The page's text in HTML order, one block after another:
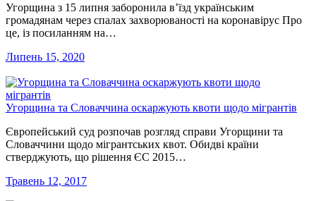
Угорщина з 15 липня заборонила в’їзд українським
громадянам через спалах захворюваності на коронавірус Про
це, із посиланням на…
Липень 15, 2020
Угорщина та Словаччина оскаржують квоти щодо мігрантів
Європейський суд розпочав розгляд справи Угорщини та
Словаччини щодо мігрантських квот. Обидві країни
стверджують, що рішення ЄС 2015…
Травень 12, 2017